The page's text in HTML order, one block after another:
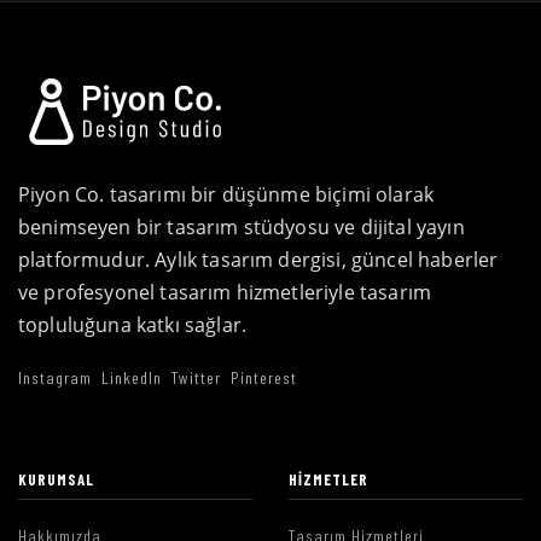
Piyon Co. tasarımı bir düşünme biçimi olarak
benimseyen bir tasarım stüdyosu ve dijital yayın
platformudur. Aylık tasarım dergisi, güncel haberler
ve profesyonel tasarım hizmetleriyle tasarım
topluluğuna katkı sağlar.
Instagram LinkedIn Twitter Pinterest
KURUMSAL
Hakkımızda
HIZMETLER
Tasarım Hizmetleri